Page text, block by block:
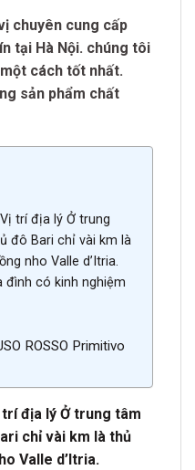
chuyên cung cấp
tại Hà Nội. chúng tôi
cách tốt nhất.
sản phẩm chất
trí địa lý Ở trung
đô Bari chỉ vài km là
nho Valle d’Itria.
đình có kinh nghiệm
ROSSO Primitivo
trí địa lý Ở trung tâm
chỉ vài km là thủ
Valle d’Itria.